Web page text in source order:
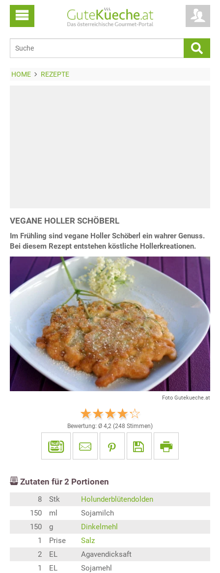
HOME REZEPTE
VEGANE HOLLER SCHÖBERL
Im Frühling sind vegane Holler Schöberl ein wahrer Genuss.
Bei diesem Rezept entstehen köstliche Hollerkreationen.
Foto Gutekueche.at
Bewertung: Ø 4,2 (248 Stimmen)
Zutaten für 2 Portionen
8 Stk
Holunderblütendolden
150
ml
Sojamilch
150
g
Dinkelmehl
1
Prise
Salz
2
EL
Agavendicksaft
1
EL
Sojamehl